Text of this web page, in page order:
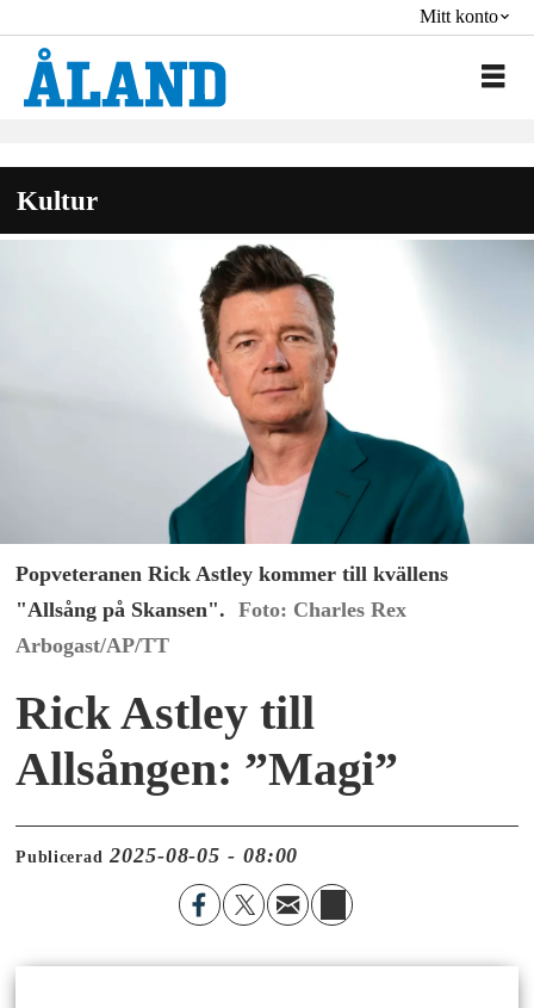
Mitt konto
Kultur
Popveteranen Rick Astley kommer till kvällens
"Allsång på Skansen".
Charles Rex
Arbogast/AP/TT
Rick Astley till
Allsången: ”Magi”
Publicerad 2025-08-05 - 08:00